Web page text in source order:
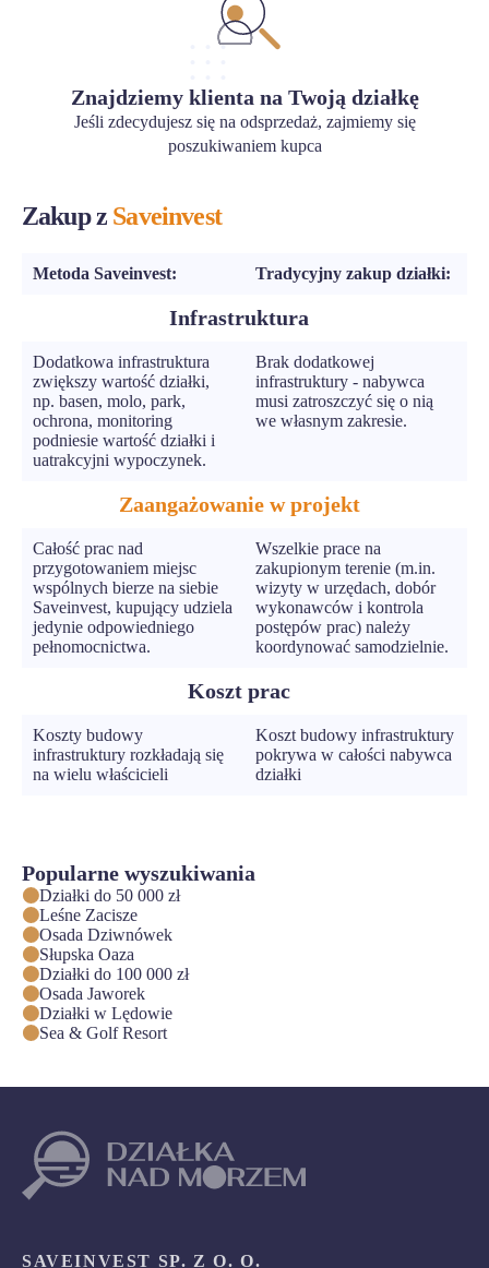
Znajdziemy klienta na Twoją działkę
Jeśli zdecydujesz się na odsprzedaż, zajmiemy się
poszukiwaniem kupca
Zakup z Saveinvest
Metoda Saveinvest: Tradycyjny zakup działki:
Infrastruktura
Dodatkowa infrastruktura
zwiększy wartość działki,
np. basen, molo, park,
ochrona, monitoring
podniesie wartość działki i
uatrakcyjni wypoczynek.
Brak dodatkowej
infrastruktury - nabywca
musi zatroszczyć się o nią
we własnym zakresie.
Zaangażowanie w projekt
Całość prac nad
przygotowaniem miejsc
wspólnych bierze na siebie
Saveinvest, kupujący udziela
jedynie odpowiedniego
pełnomocnictwa.
Wszelkie prace na
zakupionym terenie (m.in.
wizyty w urzędach, dobór
wykonawców i kontrola
postępów prac) należy
koordynować samodzielnie.
Koszt prac
Koszty budowy
infrastruktury rozkładają się
na wielu właścicieli
Koszt budowy infrastruktury
pokrywa w całości nabywca
działki
Popularne wyszukiwania
Działki do 50 000 zł
Leśne Zacisze
Osada Dziwnówek
Słupska Oaza
Działki do 100 000 zł
Osada Jaworek
Działki w Lędowie
Sea & Golf Resort
SAVEINVEST SP. Z O. O.